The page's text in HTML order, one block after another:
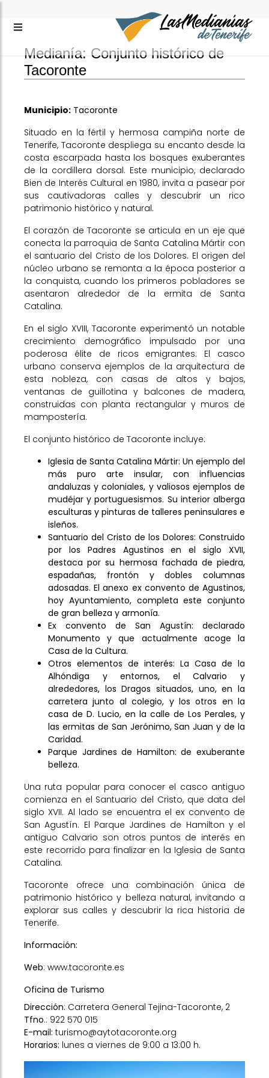
Medianía: Conjunto histórico de
Tacoronte
Municipio: Tacoronte
Situado en la fértil y hermosa campiña norte de
Tenerife, Tacoronte despliega su encanto desde la
costa escarpada hasta los bosques exuberantes
de la cordillera dorsal. Este municipio, declarado
Bien de Interés Cultural en 1980, invita a pasear por
sus cautivadoras calles y descubrir un rico
patrimonio histórico y natural.
El corazón de Tacoronte se articula en un eje que
conecta la parroquia de Santa Catalina Mártir con
el santuario del Cristo de los Dolores. El origen del
núcleo urbano se remonta a la época posterior a
la conquista, cuando los primeros pobladores se
asentaron alrededor de la ermita de Santa
Catalina.
En el siglo XVIII, Tacoronte experimentó un notable
crecimiento demográfico impulsado por una
poderosa élite de ricos emigrantes. El casco
urbano conserva ejemplos de la arquitectura de
esta nobleza, con casas de altos y bajos,
ventanas de guillotina y balcones de madera,
construidas con planta rectangular y muros de
mampostería.
El conjunto histórico de Tacoronte incluye:
Iglesia de Santa Catalina Mártir: Un ejemplo del
más puro arte insular, con influencias
andaluzas y coloniales, y valiosos ejemplos de
mudéjar y portuguesismos. Su interior alberga
esculturas y pinturas de talleres peninsulares e
isleños.
Santuario del Cristo de los Dolores: Construido
por los Padres Agustinos en el siglo XVII,
destaca por su hermosa fachada de piedra,
espadañas, frontón y dobles columnas
adosadas. El anexo ex convento de Agustinos,
hoy Ayuntamiento, completa este conjunto
de gran belleza y armonía.
Ex convento de San Agustín: declarado
Monumento y que actualmente acoge la
Casa de la Cultura.
Otros elementos de interés: La Casa de la
Alhóndiga y entornos, el Calvario y
alrededores, los Dragos situados, uno, en la
carretera junto al colegio, y los otros en la
casa de D. Lucio, en la calle de Los Perales, y
las ermitas de San Jerónimo, San Juan y de la
Caridad.
Parque Jardines de Hamilton: de exuberante
belleza.
Una ruta popular para conocer el casco antiguo
comienza en el Santuario del Cristo, que data del
siglo XVII. Al lado se encuentra el ex convento de
San Agustín. El Parque Jardines de Hamilton y el
antiguo Calvario son otros puntos de interés en
este recorrido para finalizar en la Iglesia de Santa
Catalina.
Tacoronte ofrece una combinación única de
patrimonio histórico y belleza natural, invitando a
explorar sus calles y descubrir la rica historia de
Tenerife.
Información:
Web: www.tacoronte.es
Oficina de Turismo
Dirección: Carretera General Tejina-Tacoronte, 2
Tfno.: 922 570 015
E-mail: turismo@aytotacoronte.org
Horarios: lunes a viernes de 9:00 a 13:00 h.